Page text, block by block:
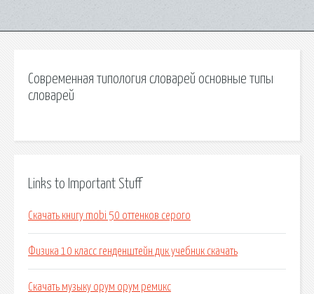
Современная типология словарей основные типы
словарей
Links to Important Stuff
Скачать книгу mobi 50 оттенков серого
Физика 10 класс генденштейн дик учебник скачать
Скачать музыку орум орум ремикс